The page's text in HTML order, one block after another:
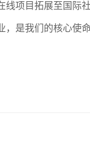
线项目拓展至国际
是我们的核心使